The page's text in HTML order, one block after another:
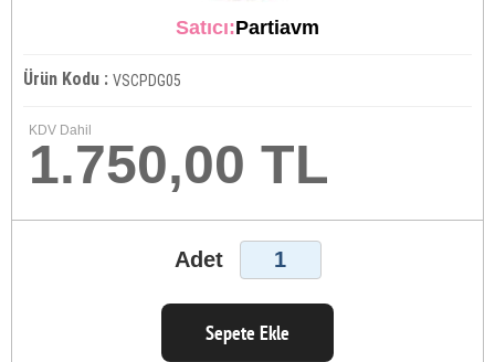
Satıcı:Partiavm
Ürün Kodu : VSCPDG05
KDV Dahil
1.750,00 TL
Adet
Sepete Ekle